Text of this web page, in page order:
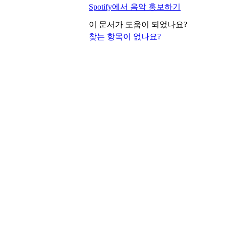
찾는 항목이 없나요?
Spotify에서 음악 홍보하기
이 문서가 도움이 되었나요?